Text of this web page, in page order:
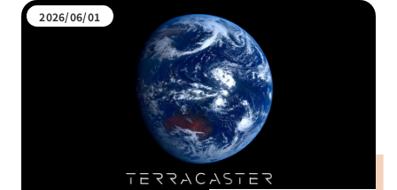
2026/06/01